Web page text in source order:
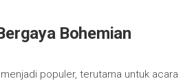
Bohemian
populer, terutama untuk acara